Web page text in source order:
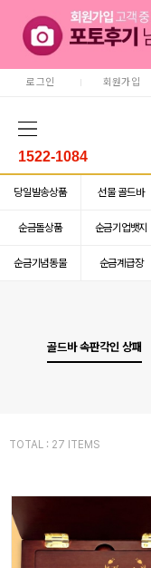
로그인 회원가입
1522-1084
당일발송상품 선물 골드바
순금돌상품 순금기업뱃지
순금기념동물 순금계급장
골드바 속판각인 상패
TOTAL : 27 ITEMS